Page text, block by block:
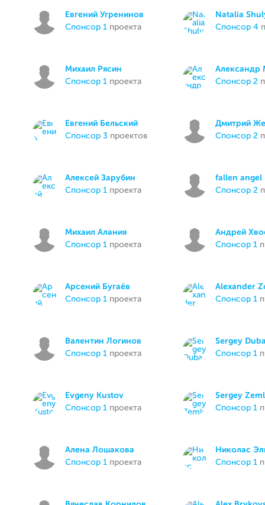
Евгений Угренинов
спонсор 1 проекта
Natalia
спонсор 4
Михаил Рясин
спонсор 1 проекта
Александр
спонсор 2
Евгений Бельский
спонсор 3 проектов
Дмитрий
спонсор 2
Алексей Зарубин
спонсор 1 проекта
fallen angel
спонсор 2
Михаил Алания
спонсор 1 проекта
Андрей
спонсор 1
Арсений Бугаёв
спонсор 1 проекта
Alexander
спонсор 1
Валентин Логинов
спонсор 1 проекта
Sergey
спонсор 1
Evgeny Kustov
спонсор 1 проекта
Sergey
спонсор 1
Алена Лошакова
спонсор 1 проекта
Николас
спонсор 1